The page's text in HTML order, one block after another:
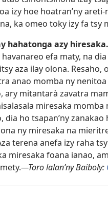
izy hoe hoatran’ny
ka omeo toky izy fa tsy
hahatonga azy hiresaka.
efa maty, na
aza ilay olona. Resaho,
anao momba ny
ary mitantarà zavatra
miresaka momba
dia ho tsapan’ny zanakao
ny miresaka na
terena anefa izy raha
miresaka foana ianao,
—Toro lalan’ny Baiboly: